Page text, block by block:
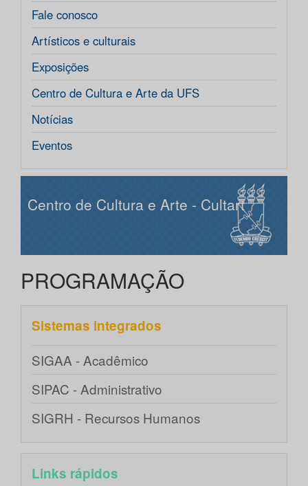
Fale conosco
Artísticos e culturais
Exposições
Centro de Cultura e Arte da UFS
Notícias
Eventos
Centro de Cultura e Arte - Cultart
PROGRAMAÇÃO
Sistemas integrados
SIGAA - Acadêmico
SIPAC - Administrativo
SIGRH - Recursos Humanos
Links rápidos